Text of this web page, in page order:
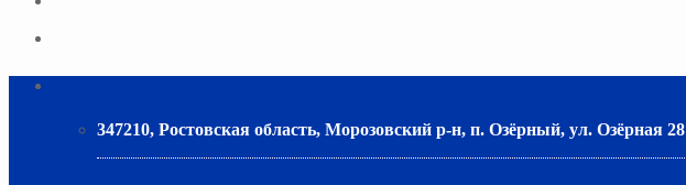
347210, Ростовская область, Морозовский р-н, п. Озёрный, ул. Озёрная 28